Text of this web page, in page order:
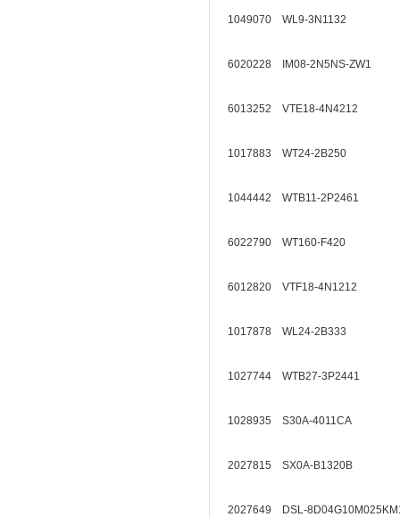
1049070 WL9-3N1132
6020228 IM08-2N5NS-ZW1
6013252 VTE18-4N4212
1017883 WT24-2B250
1044442 WTB11-2P2461
6022790 WT160-F420
6012820 VTF18-4N1212
1017878 WL24-2B333
1027744 WTB27-3P2441
1028935 S30A-4011CA
2027815 SX0A-B1320B
2027649 DSL-